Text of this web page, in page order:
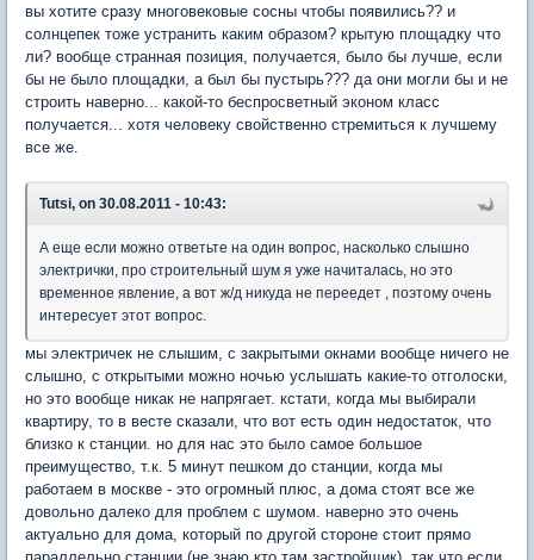
вы хотите сразу многовековые сосны чтобы появились?? и
солнцепек тоже устранить каким образом? крытую площадку что
ли? вообще странная позиция, получается, было бы лучше, если
бы не было площадки, а был бы пустырь??? да они могли бы и не
строить наверно... какой-то беспросветный эконом класс
получается... хотя человеку свойственно стремиться к лучшему
все же.
Tutsi, on 30.08.2011 - 10:43:
А еще если можно ответьте на один вопрос, насколько слышно
электрички, про строительный шум я уже начиталась, но это
временное явление, а вот ж/д никуда не переедет , поэтому очень
интересует этот вопрос.
мы электричек не слышим, с закрытыми окнами вообще ничего не
слышно, с открытыми можно ночью услышать какие-то отголоски,
но это вообще никак не напрягает. кстати, когда мы выбирали
квартиру, то в весте сказали, что вот есть один недостаток, что
близко к станции. но для нас это было самое большое
преимущество, т.к. 5 минут пешком до станции, когда мы
работаем в москве - это огромный плюс, а дома стоят все же
довольно далеко для проблем с шумом. наверно это очень
актуально для дома, который по другой стороне стоит прямо